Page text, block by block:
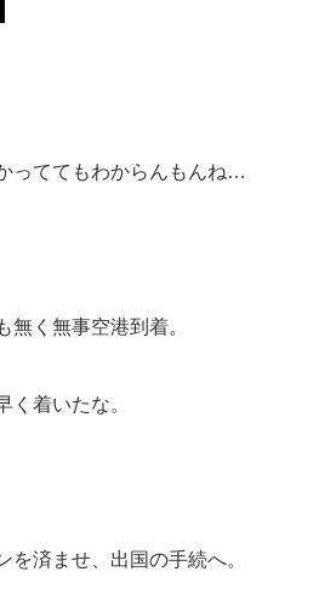
っててもわからんもんね…
無く無事空港到着。
く着いたな。
を済ませ、出国の手続へ。